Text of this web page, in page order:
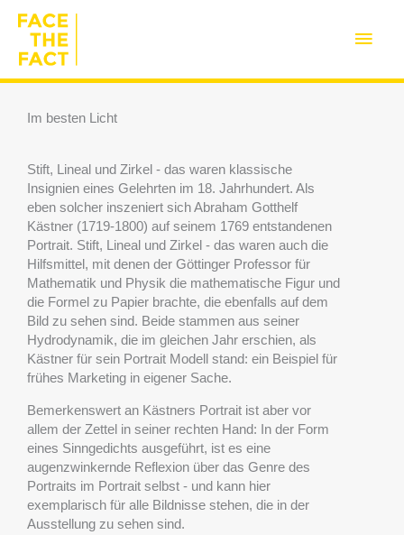
Inhalt
springen
Im besten Licht
Stift, Lineal und Zirkel - das waren klassische
Insignien eines Gelehrten im 18. Jahrhundert. Als
eben solcher inszeniert sich Abraham Gotthelf
Kästner (1719-1800) auf seinem 1769 entstandenen
Portrait. Stift, Lineal und Zirkel - das waren auch die
Hilfsmittel, mit denen der Göttinger Professor für
Mathematik und Physik die mathematische Figur und
die Formel zu Papier brachte, die ebenfalls auf dem
Bild zu sehen sind. Beide stammen aus seiner
Hydrodynamik, die im gleichen Jahr erschien, als
Kästner für sein Portrait Modell stand: ein Beispiel für
frühes Marketing in eigener Sache.
Bemerkenswert an Kästners Portrait ist aber vor
allem der Zettel in seiner rechten Hand: In der Form
eines Sinngedichts ausgeführt, ist es eine
augenzwinkernde Reflexion über das Genre des
Portraits im Portrait selbst - und kann hier
exemplarisch für alle Bildnisse stehen, die in der
Ausstellung zu sehen sind.